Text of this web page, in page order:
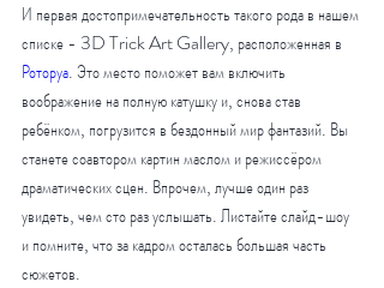
И первая достопримечательность такого рода в нашем
списке - 3D Trick Art Gallery, расположенная в
Роторуа. Это место поможет вам включить
воображение на полную катушку и, снова став
ребёнком, погрузится в бездонный мир фантазий. Вы
станете соавтором картин маслом и режиссёром
драматических сцен. Впрочем, лучше один раз
увидеть, чем сто раз услышать. Листайте слайд-шоу
и помните, что за кадром осталась большая часть
сюжетов.